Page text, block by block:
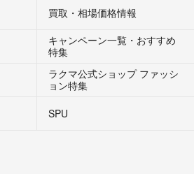
買取・相場価格情報
キャンペーン一覧・おすすめ
特集
ラクマ公式ショップ ファッシ
ョン特集
SPU